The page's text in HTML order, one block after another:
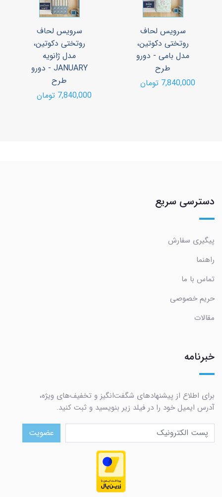
سرویس لحاف
روتختی دکوتین،
مدل بامی - دورو
طرح
7,840,000 تومان
سرویس لحاف
روتختی دکوتین،
مدل ژانویه
JANUARY - دورو
طرح
7,840,000 تومان
دسترسی سریع
پیگیری سفارش
راهنما
تماس با ما
حریم خصوصی
مقالات
خبرنامه
برای اطلاع از پیشنهادهای شگفت‌انگیز و تخفیف‌های ویژه،
آدرس ایمیل خود را در فیلد زیر بنویسید و ثبت کنید.
عضویت